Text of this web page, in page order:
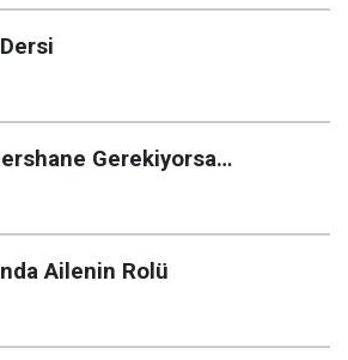
Gerekiyorsa…
Ailenin Rolü